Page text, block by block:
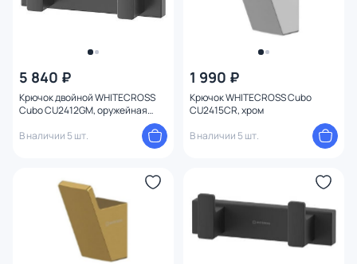
5 840 ₽
Крючок двойной WHITECROSS
Cubo CU2412GM, оружейная
В наличии 5 шт.
1 990 ₽
Крючок WHITECROSS Cubo
CU2415CR, хром
В наличии 5 шт.